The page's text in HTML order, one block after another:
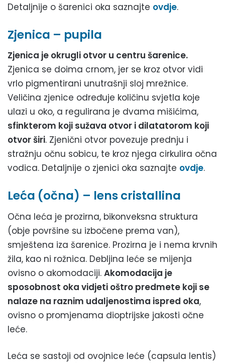
Detaljnije o šarenici oka saznajte ovdje.
Zjenica – pupila
Zjenica je okrugli otvor u centru šarenice.
Zjenica se doima crnom, jer se kroz otvor vidi
vrlo pigmentirani unutrašnji sloj mrežnice.
Veličina zjenice određuje količinu svjetla koje
ulazi u oko, a regulirana je dvama mišićima,
sfinkterom koji sužava otvor i dilatatorom koji
otvor širi. Zjenični otvor povezuje prednju i
stražnju očnu sobicu, te kroz njega cirkulira očna
vodica. Detaljnije o zjenici oka saznajte ovdje.
Leća (očna) – lens cristallina
Očna leća je prozirna, bikonveksna struktura
(obje površine su izbočene prema van),
smještena iza šarenice. Prozirna je i nema krvnih
žila, kao ni rožnica. Debljina leće se mijenja
ovisno o akomodaciji. Akomodacija je
sposobnost oka vidjeti oštro predmete koji se
nalaze na raznim udaljenostima ispred oka,
ovisno o promjenama dioptrijske jakosti očne
leće.
Leća se sastoji od ovojnice leće (capsula lentis)